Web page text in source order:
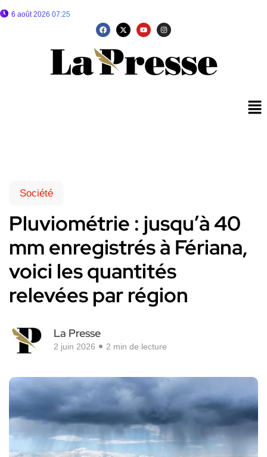
6 août 2026 07:25
Société
Pluviométrie : jusqu’à 40
mm enregistrés à Fériana,
voici les quantités
relevées par région
La Presse
2 juin 2026 2 min de lecture